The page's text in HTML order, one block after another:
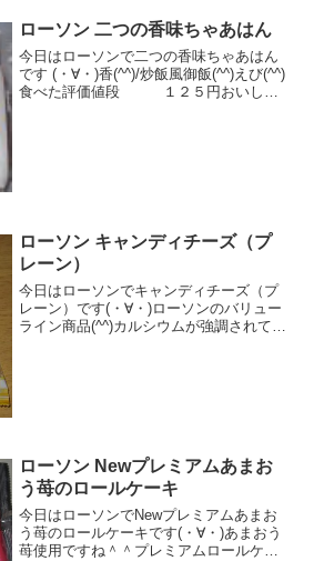
ローソン 二つの香味ちゃあはん
今日はローソンで二つの香味ちゃあはん
です (・∀・)香(^^)/炒飯風御飯(^^)えび(^^)
食べた評価値段 １２５円おいし
ローソン キャンディチーズ（プ
レーン）
今日はローソンでキャンディチーズ（プ
レーン）です(・∀・)ローソンのバリュー
ライン商品(^^)カルシウムが強調されてま
ローソン Newプレミアムあまお
う苺のロールケーキ
今日はローソンでNewプレミアムあまお
う苺のロールケーキです(・∀・)あまおう
苺使用ですね＾＾プレミアムロールケー